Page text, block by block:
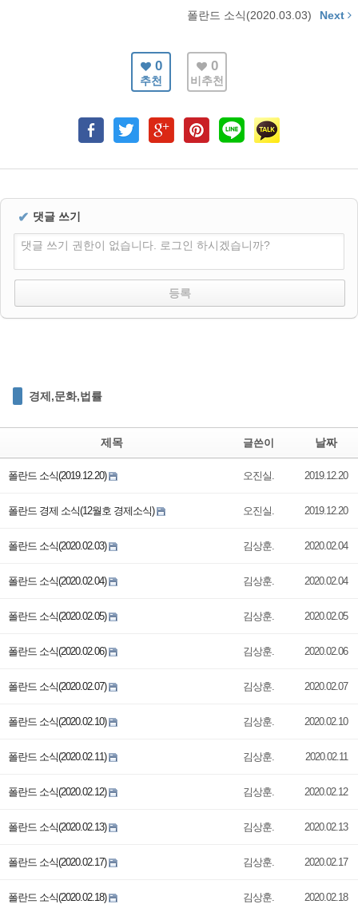
폴란드 소식(2020.03.03) Next
0
추천
0
비추천
✔ 댓글 쓰기
댓글 쓰기 권한이 없습니다. 로그인 하시겠습니까?
경제,문화,법률
제목 글쓴이 날짜
폴란드 소식(2019.12.20) 오진실. 2019.12.20
폴란드 경제 소식(12월호 경제소식) 오진실. 2019.12.20
폴란드 소식(2020.02.03) 김상훈. 2020.02.04
폴란드 소식(2020.02.04) 김상훈. 2020.02.04
폴란드 소식(2020.02.05) 김상훈. 2020.02.05
폴란드 소식(2020.02.06) 김상훈. 2020.02.06
폴란드 소식(2020.02.07) 김상훈. 2020.02.07
폴란드 소식(2020.02.10) 김상훈. 2020.02.10
폴란드 소식(2020.02.11) 김상훈. 2020.02.11
폴란드 소식(2020.02.12) 김상훈. 2020.02.12
폴란드 소식(2020.02.13) 김상훈. 2020.02.13
폴란드 소식(2020.02.17) 김상훈. 2020.02.17
폴란드 소식(2020.02.18) 김상훈. 2020.02.18